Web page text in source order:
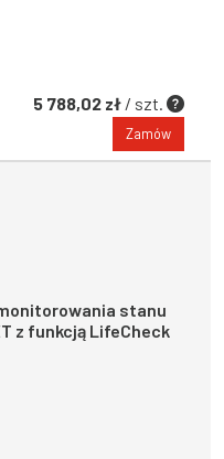
5 788,02 zł / szt.
Zamów
monitorowania stanu
z funkcją LifeCheck